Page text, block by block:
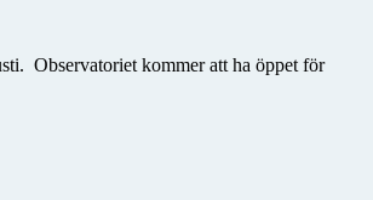
Observatoriet kommer att ha öppet för